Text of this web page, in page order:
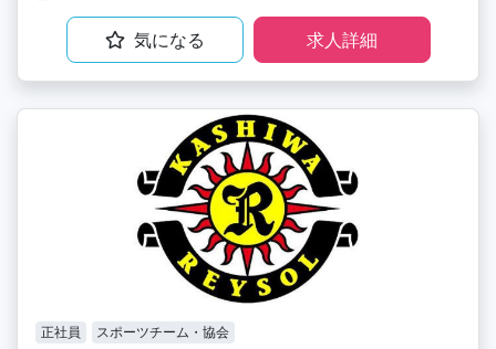
気になる 求人詳細
正社員 スポーツチーム・協会